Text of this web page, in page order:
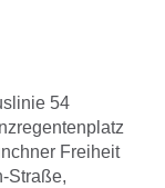
54
Freiheit
Straße,